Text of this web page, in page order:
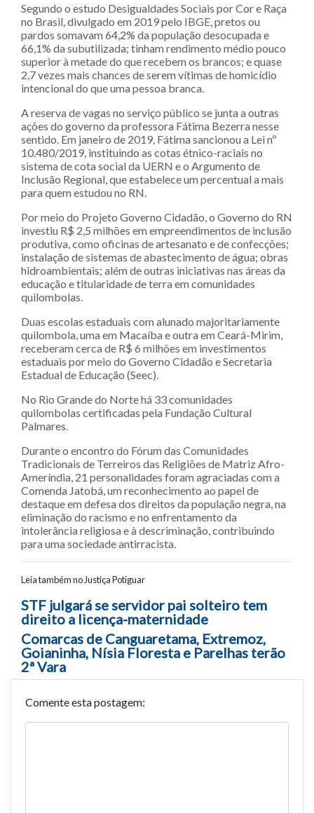
Segundo o estudo Desigualdades Sociais por Cor e Raça
no Brasil, divulgado em 2019 pelo IBGE, pretos ou
pardos somavam 64,2% da população desocupada e
66,1% da subutilizada; tinham rendimento médio pouco
superior à metade do que recebem os brancos; e quase
2,7 vezes mais chances de serem vítimas de homicídio
intencional do que uma pessoa branca.
A reserva de vagas no serviço público se junta a outras
ações do governo da professora Fátima Bezerra nesse
sentido. Em janeiro de 2019, Fátima sancionou a Lei nº
10.480/2019, instituindo as cotas étnico-raciais no
sistema de cota social da UERN e o Argumento de
Inclusão Regional, que estabelece um percentual a mais
para quem estudou no RN.
Por meio do Projeto Governo Cidadão, o Governo do RN
investiu R$ 2,5 milhões em empreendimentos de inclusão
produtiva, como oficinas de artesanato e de confecções;
instalação de sistemas de abastecimento de água; obras
hidroambientais; além de outras iniciativas nas áreas da
educação e titularidade de terra em comunidades
quilombolas.
Duas escolas estaduais com alunado majoritariamente
quilombola, uma em Macaíba e outra em Ceará-Mirim,
receberam cerca de R$ 6 milhões em investimentos
estaduais por meio do Governo Cidadão e Secretaria
Estadual de Educação (Seec).
No Rio Grande do Norte há 33 comunidades
quilombolas certificadas pela Fundação Cultural
Palmares.
Durante o encontro do Fórum das Comunidades
Tradicionais de Terreiros das Religiões de Matriz Afro-
Ameríndia, 21 personalidades foram agraciadas com a
Comenda Jatobá, um reconhecimento ao papel de
destaque em defesa dos direitos da população negra, na
eliminação do racismo e no enfrentamento da
intolerância religiosa e à descriminação, contribuindo
para uma sociedade antirracista.
Leia também no Justiça Potiguar
Navegação entre posts
STF julgará se servidor pai solteiro tem
direito a licença-maternidade
Comarcas de Canguaretama, Extremoz,
Goianinha, Nísia Floresta e Parelhas terão
2ª Vara
Comente esta postagem: